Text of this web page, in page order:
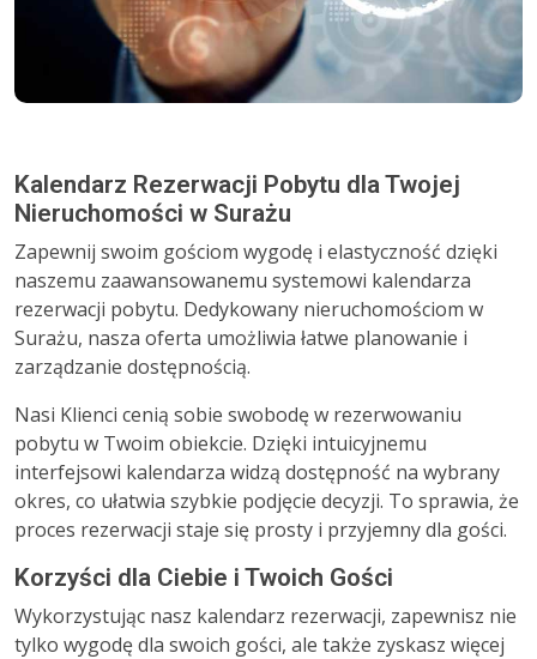
Kalendarz Rezerwacji Pobytu dla Twojej
Nieruchomości w Surażu
Zapewnij swoim gościom wygodę i elastyczność dzięki
naszemu zaawansowanemu systemowi kalendarza
rezerwacji pobytu. Dedykowany nieruchomościom w
Surażu, nasza oferta umożliwia łatwe planowanie i
zarządzanie dostępnością.
Nasi Klienci cenią sobie swobodę w rezerwowaniu
pobytu w Twoim obiekcie. Dzięki intuicyjnemu
interfejsowi kalendarza widzą dostępność na wybrany
okres, co ułatwia szybkie podjęcie decyzji. To sprawia, że
proces rezerwacji staje się prosty i przyjemny dla gości.
Korzyści dla Ciebie i Twoich Gości
Wykorzystując nasz kalendarz rezerwacji, zapewnisz nie
tylko wygodę dla swoich gości, ale także zyskasz więcej